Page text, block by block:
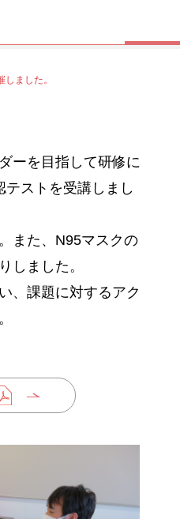
ました。
ーを目指して研修に
ストを受講しまし
また、N95マスクの
しました。
、課題に対するアク